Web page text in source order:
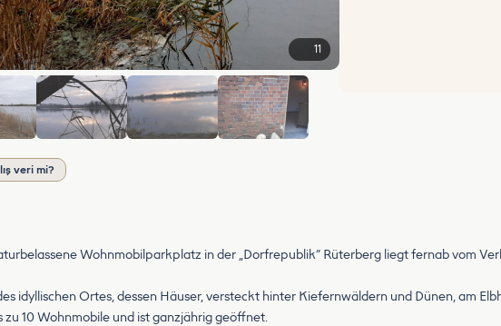
11
veri mi?
Wohnmobilparkplatz in der „Dorfrepublik“ Rüterberg liegt fernab vom
idyllischen Ortes, dessen Häuser, versteckt hinter Kiefernwäldern und Dünen, am
zu 10 Wohnmobile und ist ganzjährig geöffnet.